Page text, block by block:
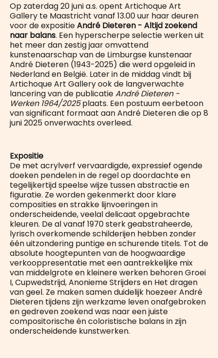
Op zaterdag 20 juni a.s. opent Artichoque Art
Gallery te Maastricht vanaf 13.00 uur haar deuren
voor de expositieAndré Dieteren - Altijd zoekend
naar balans. Een hyperscherpe selectie werken uit
het meer dan zestig jaar omvattend
kunstenaarschap van de Limburgse kunstenaar
André Dieteren (1943-2025) die werd opgeleid in
Nederland en België. Later in de middag vindt bij
Artichoque Art Gallery ook de langverwachte
lancering van de publicatieAndré Dieteren -
Werken 1964/2025plaats. Een postuum eerbetoon
van significant formaat aan André Dieteren die op 8
juni 2025 onverwachts overleed.
Expositie
De met acrylverf vervaardigde, expressief ogende
doeken pendelen in de regel op doordachte en
tegelijkertijd speelse wijze tussen abstractie en
figuratie. Ze worden gekenmerkt door klare
composities en strakke lijnvoeringen in
onderscheidende, veelal delicaat opgebrachte
kleuren. De al vanaf 1970 sterk geabstraheerde,
lyrisch overkomende schilderijen hebben zonder
één uitzondering puntige en schurende titels. Tot de
absolute hoogtepunten van de hoogwaardige
verkooppresentatie met een aantrekkelijke mix
van middelgrote en kleinere werken behoren Groei
I, Cupwedstrijd, Anonieme Strijders en Het dragen
van geel. Ze maken samen duidelijk hoezeer André
Dieteren tijdens zijn werkzame leven onafgebroken
en gedreven zoekend was naar een juiste
compositorische én coloristische balans in zijn
onderscheidende kunstwerken.